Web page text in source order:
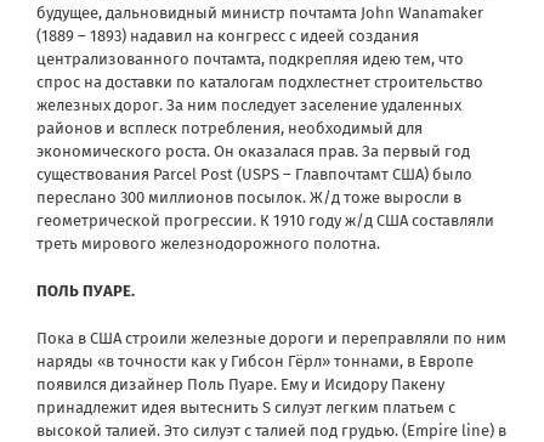
будущее, дальновидный министр почтамта John Wanamaker
(1889 – 1893) надавил на конгресс с идеей создания
централизованного почтамта, подкрепляя идею тем, что
спрос на доставки по каталогам подхлестнет строительство
железных дорог. За ним последует заселение удаленных
районов и всплеск потребления, необходимый для
экономического роста. Он оказалася прав. За первый год
существования Parcel Post (USPS – Главпочтамт США) было
переслано 300 миллионов посылок. Ж/д тоже выросли в
геометрической прогрессии. К 1910 году ж/д США составляли
треть мирового железнодорожного полотна.
ПОЛЬ ПУАРЕ.
Пока в США строили железные дороги и переправляли по ним
наряды «в точности как у Гибсон Гёрл» тоннами, в Европе
появился дизайнер Поль Пуаре. Ему и Исидору Пакену
принадлежит идея вытеснить S силуэт легким платьем с
высокой талией. Это силуэт с талией под грудью. (Empire line) в